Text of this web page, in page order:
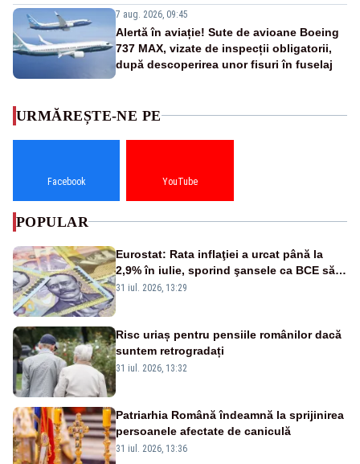
7 aug. 2026, 09:45
Alertă în aviație! Sute de avioane Boeing
737 MAX, vizate de inspecții obligatorii,
după descoperirea unor fisuri în fuselaj
URMĂREȘTE-NE PE
Facebook YouTube
POPULAR
Eurostat: Rata inflaţiei a urcat până la
2,9% în iulie, sporind şansele ca BCE să
majoreze dobânda
31 iul. 2026, 13:29
Risc uriaș pentru pensiile românilor dacă
suntem retrogradați
31 iul. 2026, 13:32
Patriarhia Română îndeamnă la sprijinirea
persoanele afectate de caniculă
31 iul. 2026, 13:36